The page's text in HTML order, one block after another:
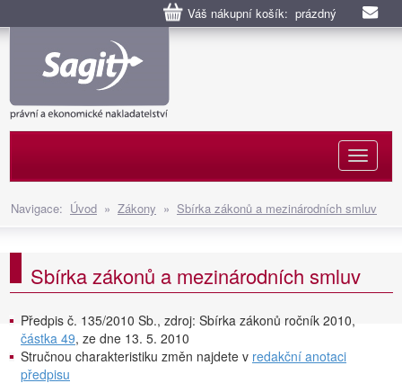
Váš nákupní košík: prázdný
Navigace: Úvod » Zákony » Sbírka zákonů a mezinárodních smluv
Sbírka zákonů a mezinárodních smluv
Předpis č. 135/2010 Sb., zdroj: Sbírka zákonů ročník 2010,
částka 49, ze dne 13. 5. 2010
Stručnou charakteristiku změn najdete v redakční anotaci
předpisu